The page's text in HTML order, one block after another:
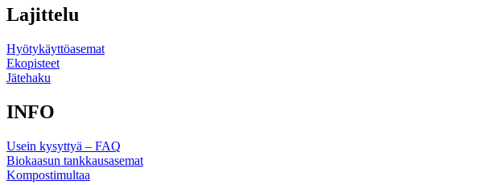
Lajittelu
Hyötykäyttöasemat
Ekopisteet
Jätehaku
INFO
Usein kysyttyä – FAQ
Biokaasun tankkausasemat
Kompostimultaa